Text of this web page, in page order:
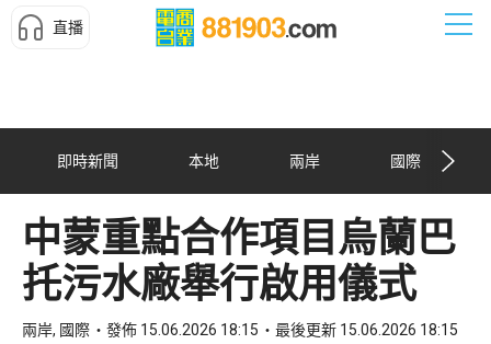
直播
即時新聞 本地 兩岸 國際
中蒙重點合作項目烏蘭巴
托污水廠舉行啟用儀式
兩岸, 國際 發佈 15.06.2026 18:15 最後更新 15.06.2026 18:15